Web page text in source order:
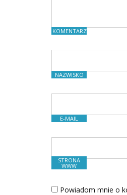
KOMENTARZE
NAZWISKO
E-MAIL
STRONA
WWW
Powiadom mnie o